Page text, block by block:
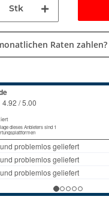
Stk
Raten zahlen?